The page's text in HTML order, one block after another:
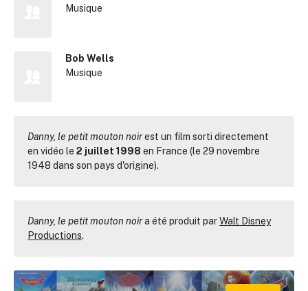
Musique
Bob Wells
Musique
Danny, le petit mouton noirest un film sorti directement
en vidéo le 2 juillet 1998 en France (le 29 novembre
1948 dans son pays d'origine).
Danny, le petit mouton noira été produit parWalt Disney
Productions.